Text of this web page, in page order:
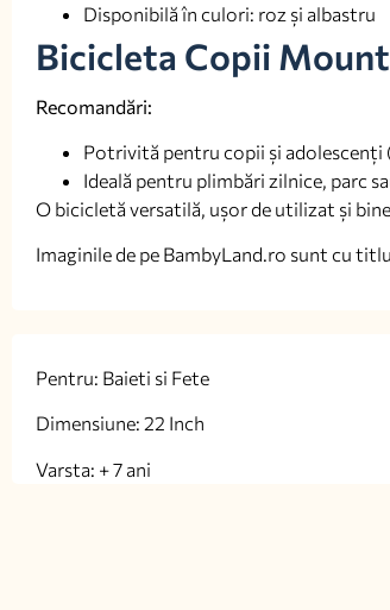
Disponibilă în culori: roz și albastru
Bicicleta Copii
Recomandări:
Potrivită pentru copii și adolescenți
Ideală pentru plimbări zilnice, parc
O bicicletă versatilă, ușor de utilizat și
Imaginile de pe BambyLand.ro sunt cu
Pentru: Baieti si Fete
Dimensiune: 22 Inch
Varsta: + 7 ani